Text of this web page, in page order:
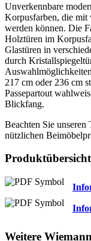
Unverkennbare
Korpusfarben, die mit
werden können. Die
Holztüren im
Glastüren in
durch
217 cm oder 236 cm
Passepartout
Blickfang.
Beachten Sie
nützlichen
Produktübersicht
Weitere Wiemann